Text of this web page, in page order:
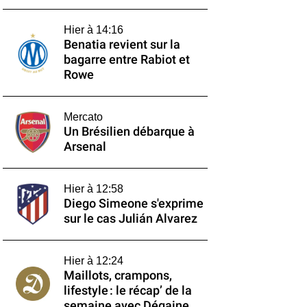
Hier à 14:16
Benatia revient sur la
bagarre entre Rabiot et
Rowe
Mercato
Un Brésilien débarque à
Arsenal
Hier à 12:58
Diego Simeone s'exprime
sur le cas Julián Alvarez
Hier à 12:24
Maillots, crampons,
lifestyle : le récap’ de la